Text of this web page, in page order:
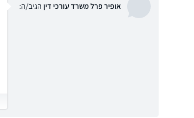
אופיר פרל משרד עורכי דין הגיב/ה: